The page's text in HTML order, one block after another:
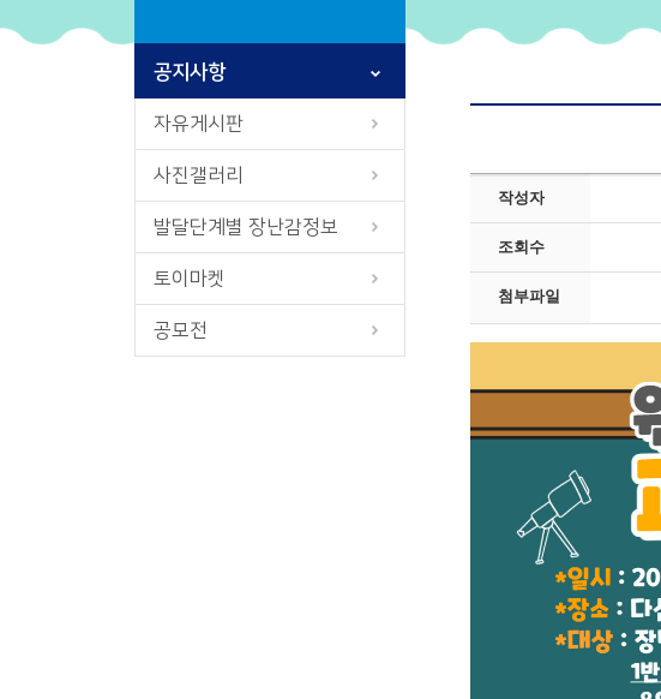
공지사항
자유게시판
사진갤러리
발달단계별 장난감정보
토이마켓
공모전
작성자
조회수
첨부파일